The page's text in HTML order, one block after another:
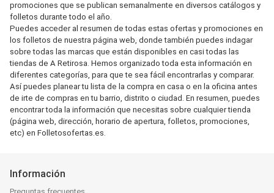
promociones que se publican semanalmente en diversos catálogos y
folletos durante todo el año.
Puedes acceder al resumen de todas estas ofertas y promociones en
los folletos de nuestra página web, donde también puedes indagar
sobre todas las marcas que están disponibles en casi todas las
tiendas de A Retirosa. Hemos organizado toda esta información en
diferentes categorías, para que te sea fácil encontrarlas y comparar.
Así puedes planear tu lista de la compra en casa o en la oficina antes
de irte de compras en tu barrio, distrito o ciudad. En resumen, puedes
encontrar toda la información que necesitas sobre cualquier tienda
(página web, dirección, horario de apertura, folletos, promociones,
etc) en Folletosofertas.es.
Información